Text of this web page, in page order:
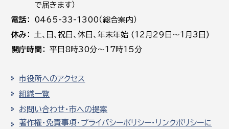
で届きます）
電話
0465-33-1300（総合案内）
休み
土､日､祝日、休日、年末年始 (12月29日～1月3日)
開庁時間
平日8時30分～17時15分
市役所へのアクセス
組織一覧
お問い合わせ・市への提案
著作権・免責事項・プライバシーポリシー・リンクポリシーに